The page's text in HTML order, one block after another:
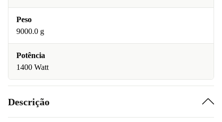
Peso
9000.0 g
Potência
1400 Watt
Descrição